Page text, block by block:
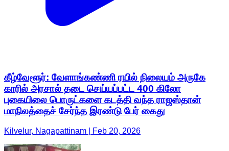
கீழ்வேளூர்: வேளாங்கண்ணி ரயில் நிலையம் அருகே
காரில் அரசால் தடை செய்யப்பட்ட 400 கிலோ
புகையிலை பொருட்களை கடத்தி வந்த ராஜஸ்தான்
மாநிலத்தைச் சேர்ந்த இரண்டு பேர் கைது
Kilvelur, Nagapattinam | Feb 20, 2026